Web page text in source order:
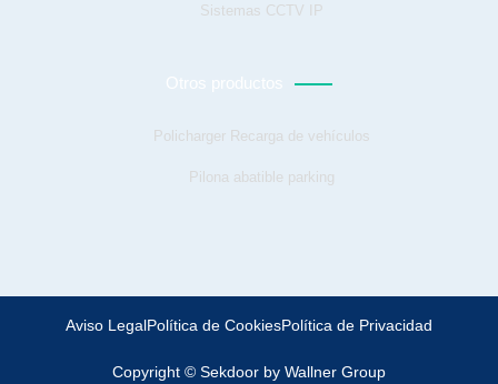
Sistemas CCTV IP
Otros productos
Policharger Recarga de vehículos
Pilona abatible parking
Aviso LegalPolítica de CookiesPolítica de Privacidad
Copyright © Sekdoor by Wallner Group